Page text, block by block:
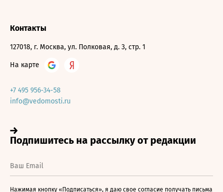
Контакты
127018, г. Москва, ул. Полковая, д. 3, стр. 1
На карте
+7 495 956-34-58
info@vedomosti.ru
Нажимая кнопку «Подписаться», я даю свое согласие получать письма